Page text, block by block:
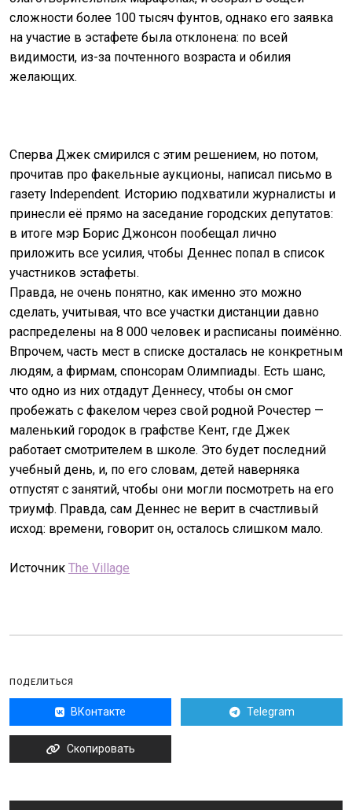
сложности более 100 тысяч фунтов, однако его заявка
на участие в эстафете была отклонена: по всей
видимости, из-за почтенного возраста и обилия
желающих.
Сперва Джек смирился с этим решением, но потом,
прочитав про факельные аукционы, написал письмо в
газету Independent. Историю подхватили журналисты и
принесли её прямо на заседание городских депутатов:
в итоге мэр Борис Джонсон пообещал лично
приложить все усилия, чтобы Деннес попал в список
участников эстафеты.
Правда, не очень понятно, как именно это можно
сделать, учитывая, что все участки дистанции давно
распределены на 8 000 человек и расписаны поимённо.
Впрочем, часть мест в списке досталась не конкретным
людям, а фирмам, спонсорам Олимпиады. Есть шанс,
что одно из них отдадут Деннесу, чтобы он смог
пробежать с факелом через свой родной Рочестер —
маленький городок в графстве Кент, где Джек
работает смотрителем в школе. Это будет последний
учебный день, и, по его словам, детей наверняка
отпустят с занятий, чтобы они могли посмотреть на его
триумф. Правда, сам Деннес не верит в счастливый
исход: времени, говорит он, осталось слишком мало.
Источник The Village
ПОДЕЛИТЬСЯ
ВКонтакте Telegram
Скопировать